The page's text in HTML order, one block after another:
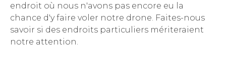
endroit où nous n'avons pas encore eu la
chance d'y faire voler notre drone. Faites-nous
savoir si des endroits particuliers mériteraient
notre attention.